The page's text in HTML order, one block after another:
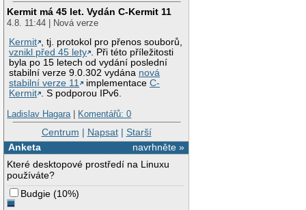
Kermit má 45 let. Vydán C-Kermit 11
4.8. 11:44 | Nová verze
Kermit , tj. protokol pro přenos souborů,
vznikl před 45 lety . Při této příležitosti
byla po 15 letech od vydání poslední
stabilní verze 9.0.302 vydána nová
stabilní verze 11
implementaceC-
Kermit . S podporou IPv6.
Ladislav Hagara| Komentářů: 0
Centrum | Napsat| Starší
navrhněte »
Anketa
Které desktopové prostředí na Linuxu
používáte?
Budgie (10%)